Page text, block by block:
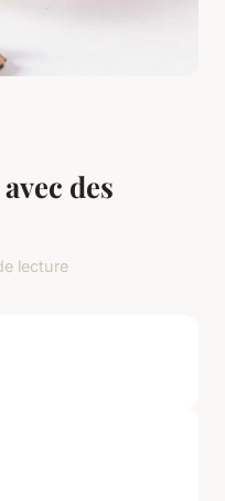
des
lecture